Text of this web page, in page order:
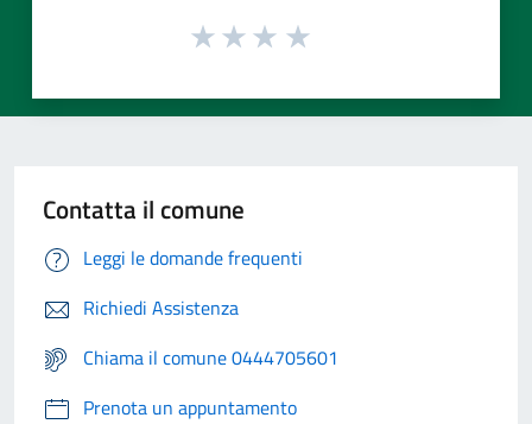
Contatta il comune
Leggi le domande frequenti
Richiedi Assistenza
Chiama il comune 0444705601
Prenota un appuntamento